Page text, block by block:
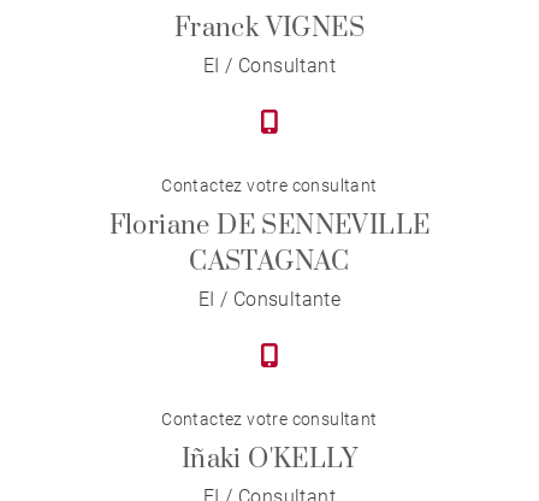
Franck VIGNES
EI / Consultant
Contactez votre consultant
Floriane DE SENNEVILLE
CASTAGNAC
EI / Consultante
Contactez votre consultant
Iñaki O'KELLY